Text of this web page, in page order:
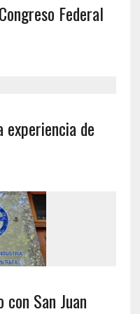
Federal
de
con San Juan